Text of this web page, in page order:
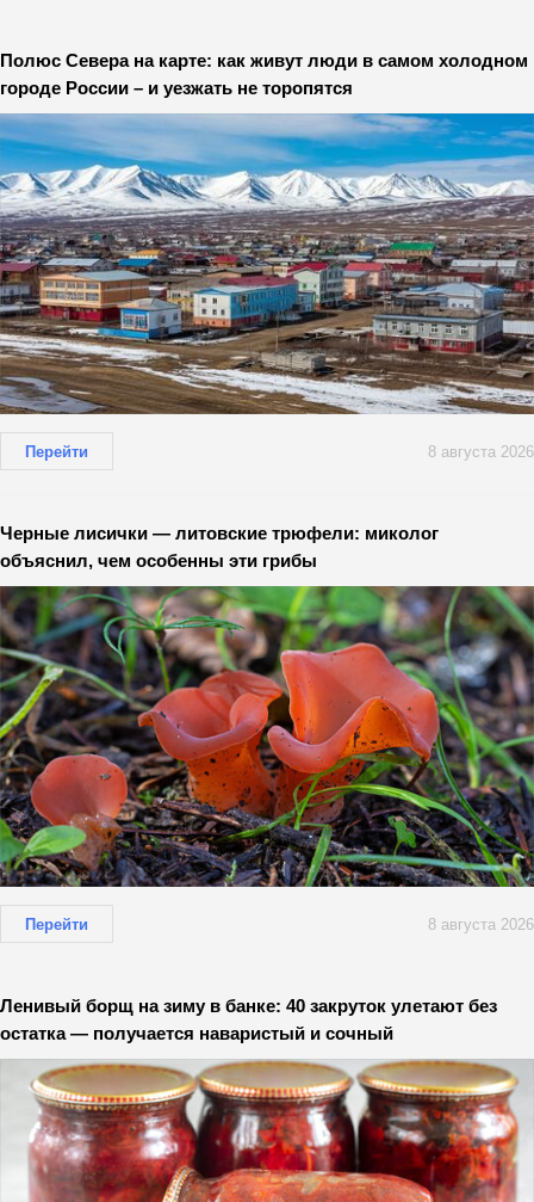
Полюс Севера на карте: как живут люди в самом холодном
городе России – и уезжать не торопятся
Перейти 8 августа 2026
Черные лисички — литовские трюфели: миколог
объяснил, чем особенны эти грибы
Перейти 8 августа 2026
Ленивый борщ на зиму в банке: 40 закруток улетают без
остатка — получается наваристый и сочный